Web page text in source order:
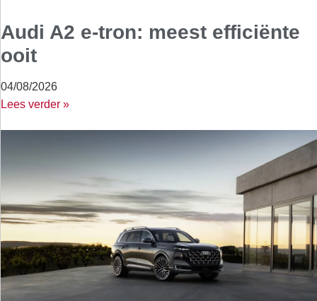
Audi A2 e-tron: meest efficiënte
ooit
04/08/2026
Lees verder »